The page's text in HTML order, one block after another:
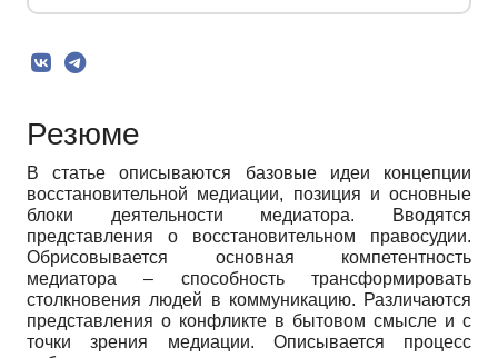
Резюме
В статье описываются базовые идеи концепции
восстановительной медиации, позиция и основные
блоки деятельности медиатора. Вводятся
представления о восстановительном правосудии.
Обрисовывается основная компетентность
медиатора – способность трансформировать
столкновения людей в коммуникацию. Различаются
представления о конфликте в бытовом смысле и с
точки зрения медиации. Описывается процесс